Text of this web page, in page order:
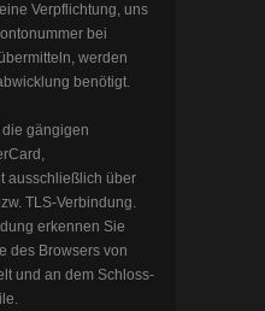
Verpflichtung, uns
bei
werden
benötigt.
gängigen
ausschließlich über
TLS-Verbindung.
erkennen Sie
des Browsers von
und an dem Schloss-